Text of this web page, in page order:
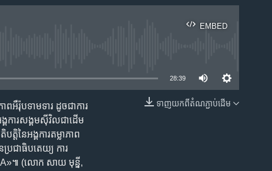
EMBED
EMBED
28:39
ទាញ​យក​ពី​តំណភ្ជាប់​ដើម
អឺរ៉ុប​ទាមទារ ដូច​ជា​ការ​
ការ​សង្គមស៊ីវិល​ជាដើម
នៃ​អង្គការ​តម្លាភាព​
រជាធិបតេយ្យ​ ការ​
៕ (លោក សាយ មុន្នី,